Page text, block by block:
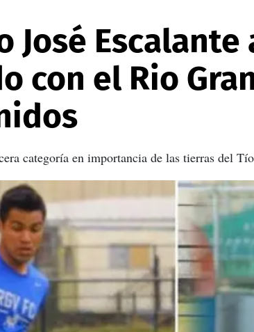
José Escalante
con el Rio
categoría en importancia de las tierras del